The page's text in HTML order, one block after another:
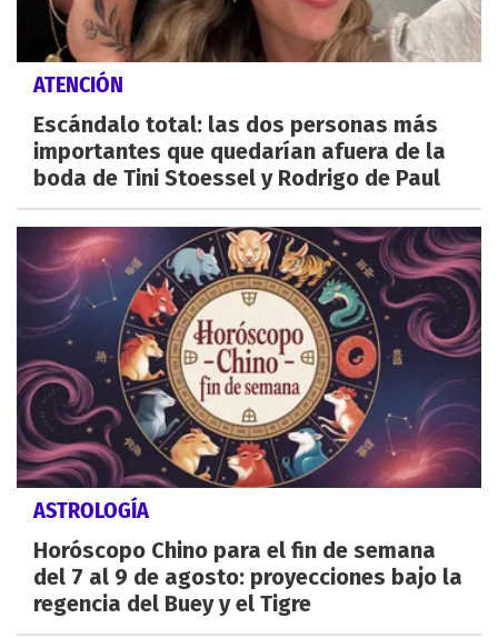
ATENCIÓN
Escándalo total: las dos personas más
importantes que quedarían afuera de la
boda de Tini Stoessel y Rodrigo de Paul
ASTROLOGÍA
Horóscopo Chino para el fin de semana
del 7 al 9 de agosto: proyecciones bajo la
regencia del Buey y el Tigre